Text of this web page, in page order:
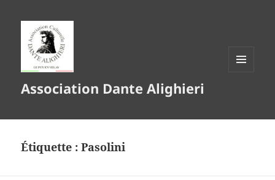
Association Dante Alighieri
Étiquette :Pasolini